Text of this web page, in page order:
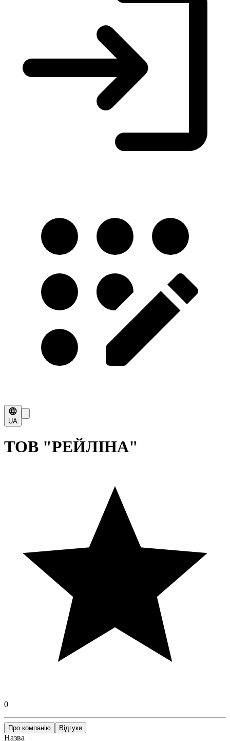
UA
ТОВ "РЕЙЛІНА"
0
Про компанію Відгуки
Назва